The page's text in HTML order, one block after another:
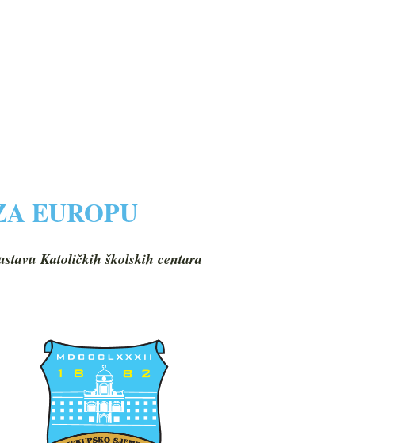
EUROPU
Katoličkih školskih centara